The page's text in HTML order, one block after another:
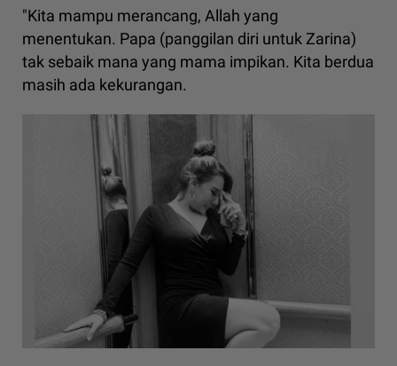
"Kita mampu merancang, Allah yang
menentukan. Papa (panggilan diri untuk Zarina)
tak sebaik mana yang mama impikan. Kita berdua
masih ada kekurangan.